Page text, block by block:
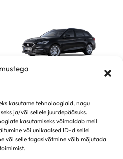
kasutame tehnoloogiaid, nagu
ja/või sellele juurdepääsuks.
kasutamiseks võimaldab meil
või unikaalsed ID-d sellel
või selle tagasivõtmine võib mõjutada